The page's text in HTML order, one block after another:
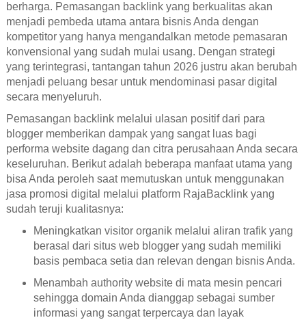
berharga. Pemasangan backlink yang berkualitas akan
menjadi pembeda utama antara bisnis Anda dengan
kompetitor yang hanya mengandalkan metode pemasaran
konvensional yang sudah mulai usang. Dengan strategi
yang terintegrasi, tantangan tahun 2026 justru akan berubah
menjadi peluang besar untuk mendominasi pasar digital
secara menyeluruh.
Pemasangan backlink melalui ulasan positif dari para
blogger memberikan dampak yang sangat luas bagi
performa website dagang dan citra perusahaan Anda secara
keseluruhan. Berikut adalah beberapa manfaat utama yang
bisa Anda peroleh saat memutuskan untuk menggunakan
jasa promosi digital melalui platform RajaBacklink yang
sudah teruji kualitasnya:
Meningkatkan visitor organik melalui aliran trafik yang
berasal dari situs web blogger yang sudah memiliki
basis pembaca setia dan relevan dengan bisnis Anda.
Menambah authority website di mata mesin pencari
sehingga domain Anda dianggap sebagai sumber
informasi yang sangat terpercaya dan layak